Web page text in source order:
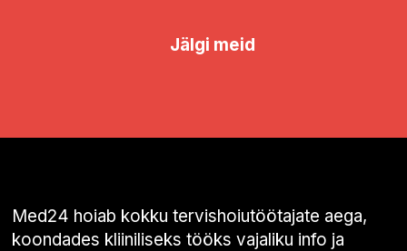
Jälgi meid
Med24 hoiab kokku tervishoiutöötajate aega,
koondades kliiniliseks tööks vajaliku info ja